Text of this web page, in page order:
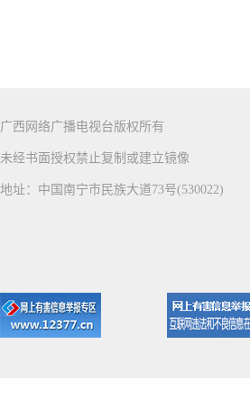
广西网络广播电视台版权所有
未经书面授权禁止复制或建立镜像
地址：中国南宁市民族大道73号(530022)